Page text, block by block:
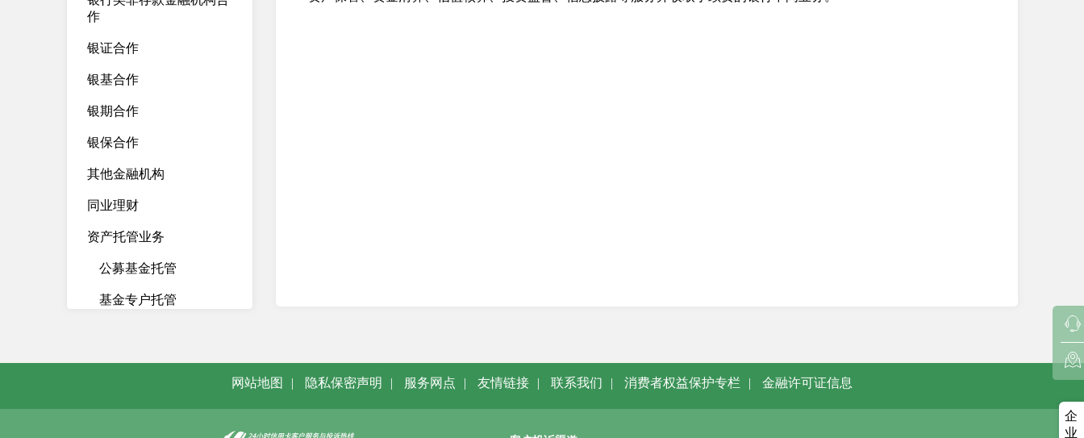
作
银证合作
银基合作
银期合作
银保合作
其他金融机构
同业理财
资产托管业务
公募基金托管
基金专户托管
保险资金托管
网站地图 | 隐私保密声明 | 服务网点 | 友情链接 | 联系我们 | 消费者权益保护专栏 | 金融许可证信息
企
业